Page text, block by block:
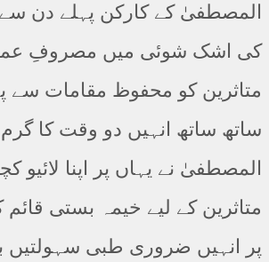
المصطفیٰ کے کارکن پہلے دن
کی اشک شوئی میں مصروفِ
متاثرین کو محفوظ مقامات سے
ساتھ ساتھ انہیں دو وقت کا گرم
المصطفیٰ نے یہاں پر اپنا لائیو
متاثرین کے لیے خیمہ بستی
پر انہیں ضروری طبی سہولتیں